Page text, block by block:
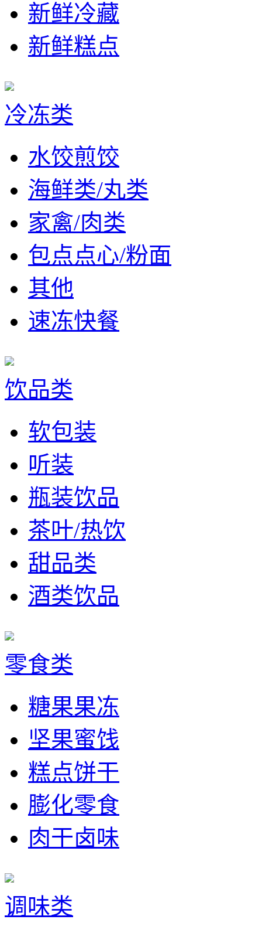
新鲜冷藏
新鲜糕点
冷冻类
水饺煎饺
海鲜类/丸类
家禽/肉类
包点点心/粉面
其他
速冻快餐
饮品类
软包装
听装
瓶装饮品
茶叶/热饮
甜品类
酒类饮品
零食类
糖果果冻
坚果蜜饯
糕点饼干
膨化零食
肉干卤味
调味类